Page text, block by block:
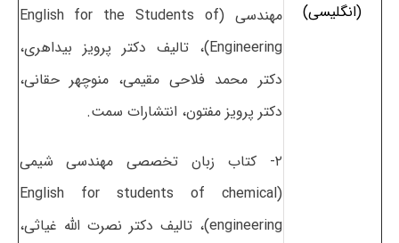
(انگلیسی)
مهندسی (English for the Students of
Engineering)، تالیف دکتر پرویز بیداهری،
دکتر محمد فلاحی مقیمی، منوچهر حقانی،
دکتر پرویز مفتون، انتشارات سمت.
۲- کتاب زبان تخصصی مهندسی شیمی
(English for students of chemical
engineering)، تالیف دکتر نصرت الله غیاثی،